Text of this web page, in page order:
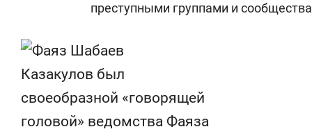
преступными группами и
Казакулов был
своеобразной «говорящей
головой» ведомства Фаяза